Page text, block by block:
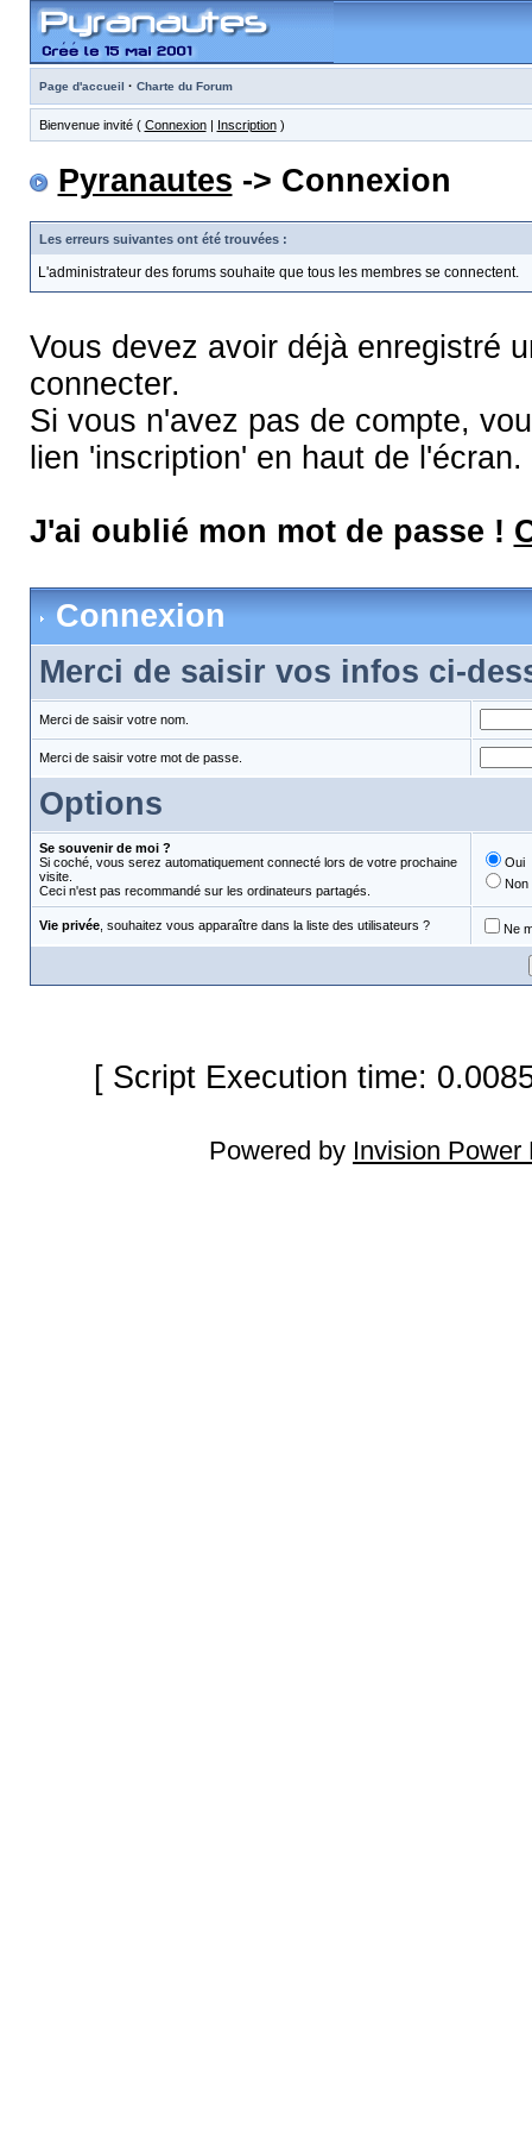
Page d'accueil · Charte du Forum
Bienvenue invité ( Connexion| Inscription)
Pyranautes -> Connexion
Les erreurs suivantes ont été trouvées :
L'administrateur des forums souhaite que tous les membres se connectent.
Vous devez avoir déjà enregistré
connecter.
Si vous n'avez pas de compte,
lien 'inscription' en haut de l'écran.
J'ai oublié mon mot de passe !
Connexion
Merci de saisir vos infos ci-
Merci de saisir votre nom.
Merci de saisir votre mot de passe.
Options
Se souvenir de moi ?
Si coché, vous serez automatiquement connecté lors de votre prochaine
visite.
Ceci n'est pas recommandé sur les ordinateurs partagés.
Oui
Non
Vie privée, souhaitez vous apparaître dans la liste des utilisateurs ? Ne
[ Script Execution time:
Powered by Invision Power